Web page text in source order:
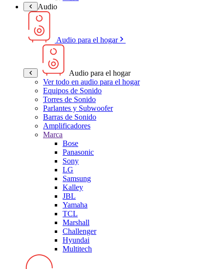
Audio
Audio para el hogar
Audio para el hogar
Ver todo en audio para el hogar
Equipos de Sonido
Torres de Sonido
Parlantes y Subwoofer
Barras de Sonido
Amplificadores
Marca
Bose
Panasonic
Sony
LG
Samsung
Kalley
JBL
Yamaha
TCL
Marshall
Challenger
Hyundai
Multitech